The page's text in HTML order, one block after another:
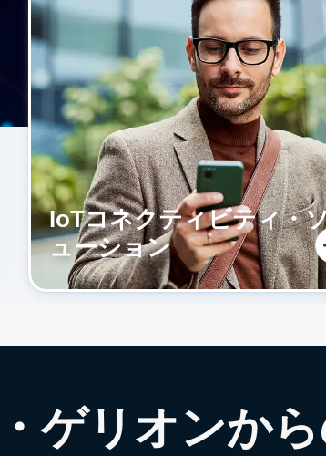
IoTコネクティビティ・
ューション
ゲリオンか